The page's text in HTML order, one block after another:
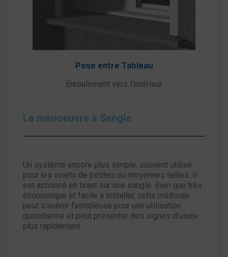
Pose entre Tableau
Enroulement vers l'intérieur
La manoeuvre à Sangle
Un système encore plus simple, souvent utilisé
pour les volets de petites ou moyennes tailles. Il
est actionné en tirant sur une sangle. Bien que très
économique et facile à installer, cette méthode
peut s'avérer fastidieuse pour une utilisation
quotidienne et peut présenter des signes d'usure
plus rapidement.